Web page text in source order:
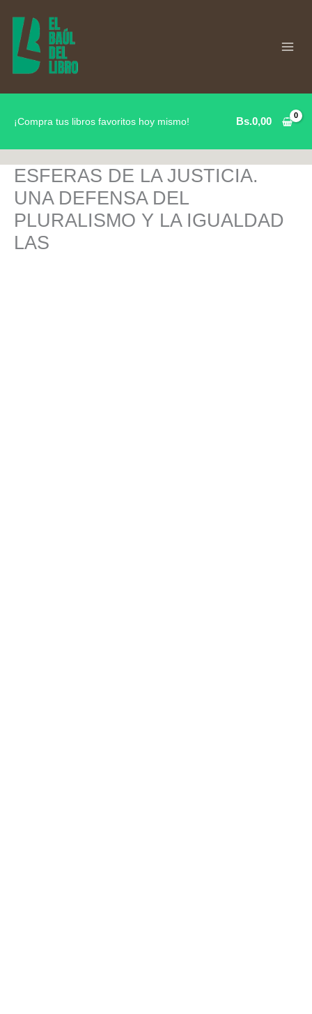
contenido
¡Compra tus libros favoritos hoy mismo! Bs.0,00
ESFERAS DE LA JUSTICIA.
UNA DEFENSA DEL
PLURALISMO Y LA IGUALDAD
LAS